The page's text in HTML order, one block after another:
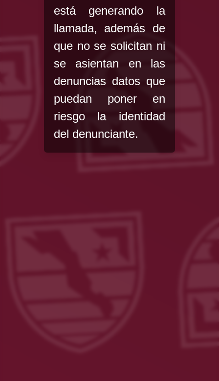
está generando la
llamada, además de
que no se solicitan ni
se asientan en las
denuncias datos que
puedan poner en
riesgo la identidad
del denunciante.